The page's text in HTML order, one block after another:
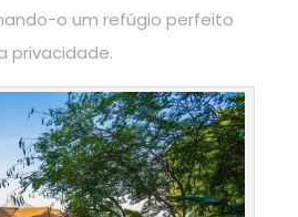
o um refúgio perfeito
privacidade.